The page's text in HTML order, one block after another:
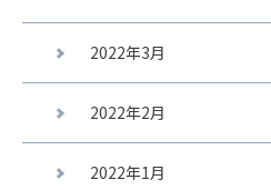
2022年3月
2022年2月
2022年1月